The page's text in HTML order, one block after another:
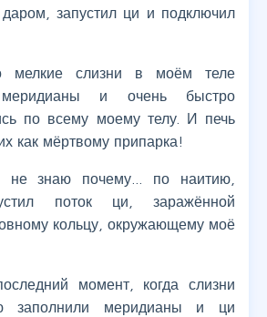
запустил ци и подключил
мелкие слизни в моём теле
и очень быстро
по всему моему телу. И печь
как мёртвому припарка!
не знаю почему… по наитию,
поток ци, заражённой
кольцу, окружающему моё
момент, когда слизни
заполнили меридианы и ци